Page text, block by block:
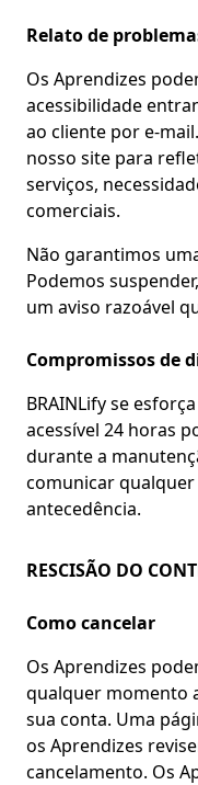
Relato de
Os Aprendizes
acessibilidade
ao cliente por e-
nosso site para
serviços,
comerciais.
Não garantimos
Podemos
um aviso razoável
Compromissos de
BRAINLify se
acessível 24 horas
durante a
comunicar
antecedência.
RESCISÃO DO
Como cancelar
Os Aprendizes
qualquer momento
sua conta. Uma
os Aprendizes
cancelamento. Os